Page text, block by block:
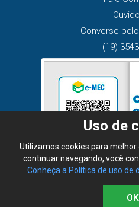
Converse
(19)
Uso de
Utilizamos cookies para
continuar navegando, você
Conheça a Política de uso de
OK